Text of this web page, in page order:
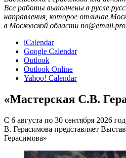
Все работы выполнены в русле
направления, которое отличае
в Московской области
iCalendar
Google Calendar
Outlook
Outlook Online
Yahoo! Calendar
«Мастерская С.В.
С 6 августа по 30 сентября 2026
В. Герасимова представляет
Герасимова»